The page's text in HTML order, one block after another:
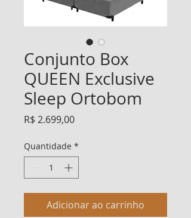
Conjunto Box
QUEEN Exclusive
Sleep Ortobom
R$ 2.699,00Preço
Quantidade *
Adicionar ao carrinho